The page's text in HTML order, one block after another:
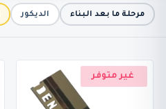
مرحلة ما بعد البناء الديكور
غير متوفر